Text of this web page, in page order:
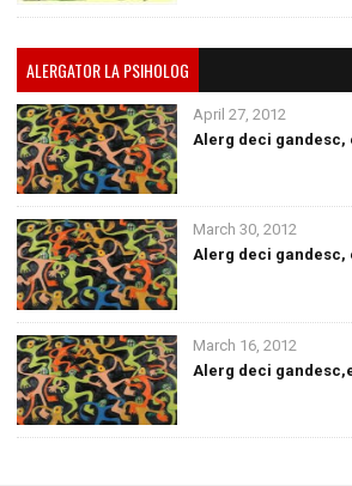
ALERGATOR LA PSIHOLOG
April 27, 2012
Alerg deci gandesc,
March 30, 2012
Alerg deci gandesc,
March 16, 2012
Alerg deci